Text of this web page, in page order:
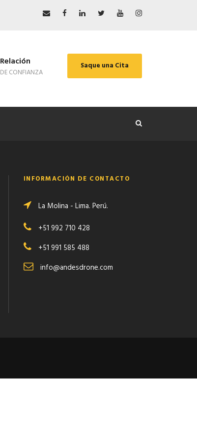
Relación
DE CONFIANZA
Saque una Cita
INFORMACIÓN DE CONTACTO
La Molina - Lima. Perú.
+51 992 710 428
+51 991 585 488
info@andesdrone.com